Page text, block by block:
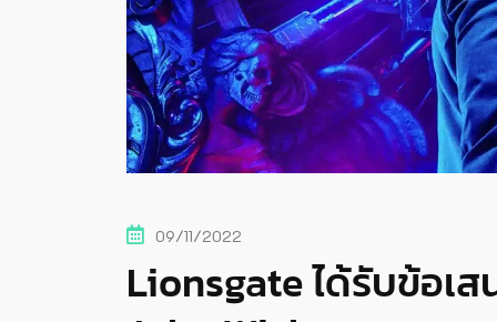
09/11/2022
Lionsgate ได้รับข้อเ